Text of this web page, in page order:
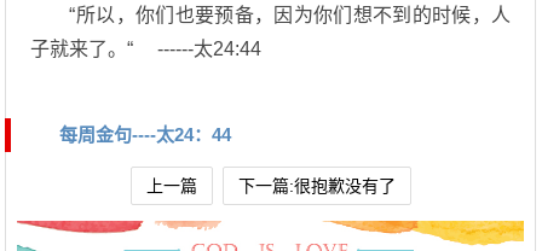
“所以，你们也要预备，因为你们想不到的时候，人
子就来了。“ ------太24:44
每周金句----太24：44
上一篇 下一篇:很抱歉没有了